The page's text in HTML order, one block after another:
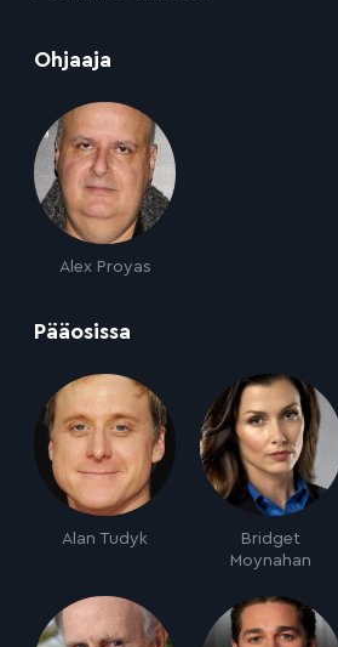
Ohjaaja
Alex Proyas
Pääosissa
Alan Tudyk
Bridget
Moynahan